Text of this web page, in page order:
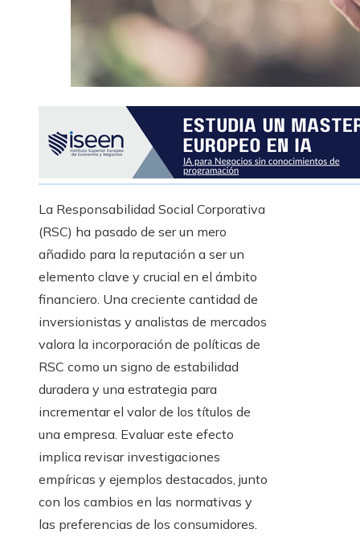
La Responsabilidad Social Corporativa
(RSC) ha pasado de ser un mero
añadido para la reputación a ser un
elemento clave y crucial en el ámbito
financiero. Una creciente cantidad de
inversionistas y analistas de mercados
valora la incorporación de políticas de
RSC como un signo de estabilidad
duradera y una estrategia para
incrementar el valor de los títulos de
una empresa. Evaluar este efecto
implica revisar investigaciones
empíricas y ejemplos destacados, junto
con los cambios en las normativas y
las preferencias de los consumidores.